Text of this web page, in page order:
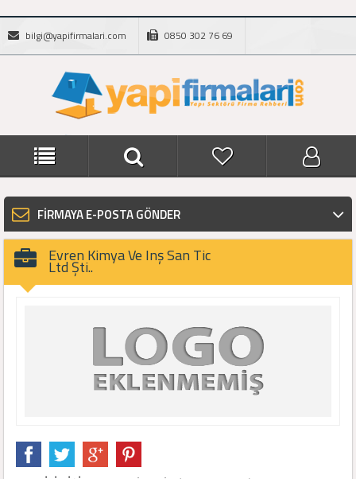
bilgi@yapifirmalari.com 0850 302 76 69
FİRMAYA E-POSTA GÖNDER
Evren Kimya Ve Inş San Tic
Ltd Şti..